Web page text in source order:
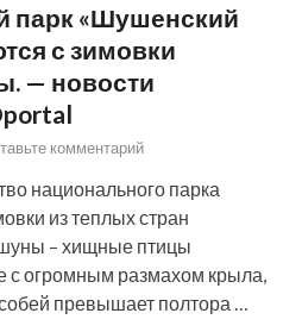
парк «Шушенский
с зимовки
— новости
комментарий
национального парка
из теплых стран
– хищные птицы
с огромным размахом крыла,
превышает полтора …